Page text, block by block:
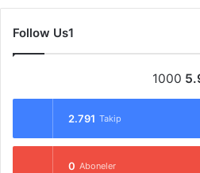
Follow Us1
1000
2.791 Takip
0 Aboneler